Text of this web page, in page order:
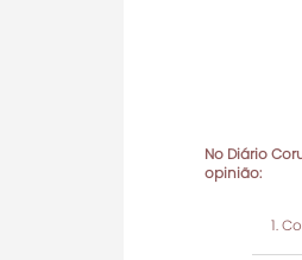
No Diário
opinião: